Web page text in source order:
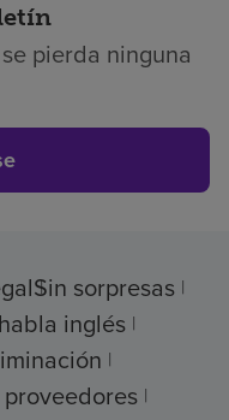
pierda ninguna
Sin sorpresas
inglés